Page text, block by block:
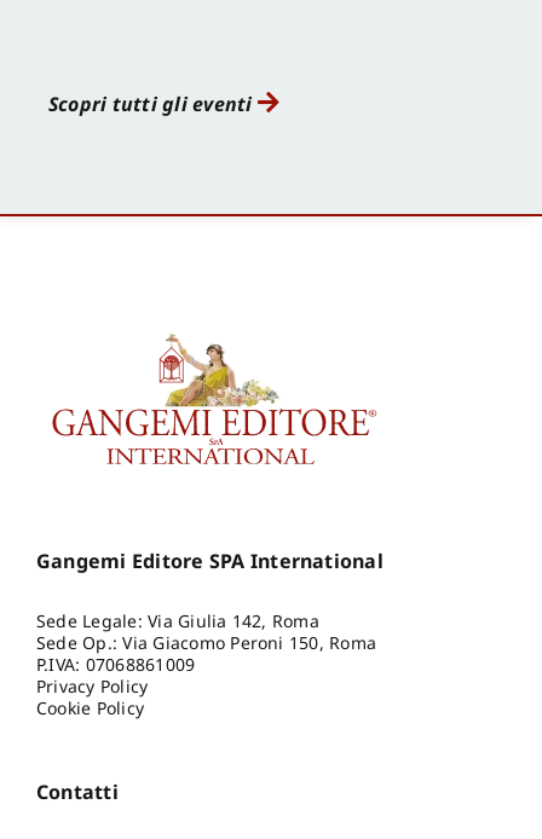
Scopri tutti gli eventi
Gangemi Editore SPA International
Sede Legale: Via Giulia 142, Roma
Sede Op.: Via Giacomo Peroni 150, Roma
P.IVA: 07068861009
Privacy Policy
Cookie Policy
Contatti